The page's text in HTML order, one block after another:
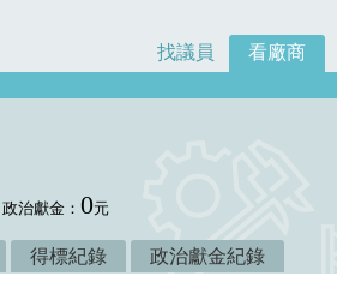
找議員 看廠商
政治獻金：0元
得標紀錄 政治獻金紀錄